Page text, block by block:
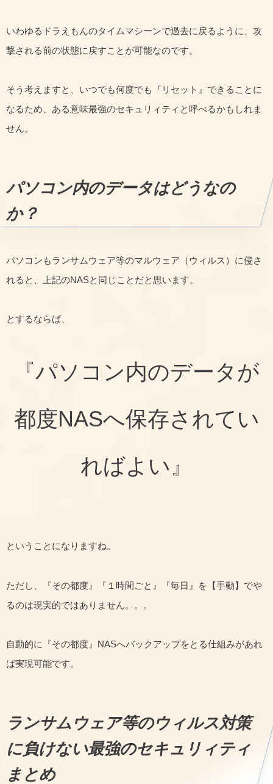
いわゆるドラえもんのタイムマシーンで過去に戻るように、攻
撃される前の状態に戻すことが可能なのです。
そう考えますと、いつでも何度でも『リセット』できることに
なるため、ある意味最強のセキュリィティと呼べるかもしれま
せん。
パソコン内のデータはどうなの
か？
パソコンもランサムウェア等のマルウェア（ウィルス）に侵さ
れると、上記のNASと同じことだと思います。
とするならば、
『パソコン内のデータが
都度NASへ保存されてい
ればよい』
ということになりますね。
ただし、『その都度』『１時間ごと』『毎日』を【手動】でや
るのは現実的ではありません。。。
自動的に『その都度』NASへバックアップをとる仕組みがあれ
ば実現可能です。
ランサムウェア等のウィルス対策
に負けない最強のセキュリィティ
まとめ